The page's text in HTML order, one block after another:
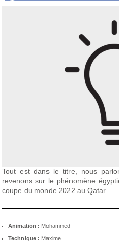
Tout est dans le titre, nous
revenons sur le phénomène
coupe du monde 2022 au Qatar.
Animation : Mohammed
Technique : Maxime